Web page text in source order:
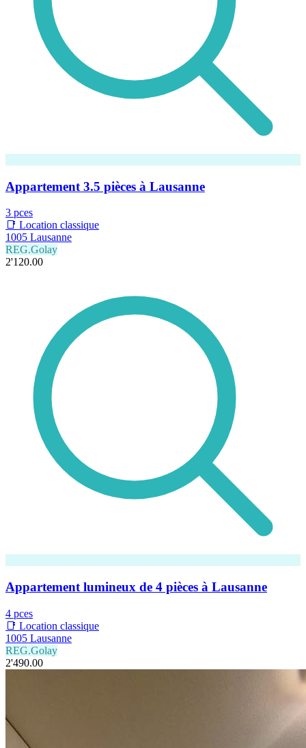
Appartement 3.5 pièces à Lausanne
3 pces
📑 Location classique
1005 Lausanne
REG.Golay
2'120.00
Appartement lumineux de 4 pièces à Lausanne
4 pces
📑 Location classique
1005 Lausanne
REG.Golay
2'490.00